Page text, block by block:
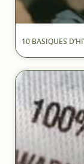
10 BASIQUES